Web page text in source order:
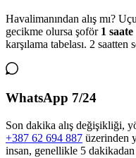
Havalimanından alış mı?
gecikme olursa şoför 1
karşılama tabelası. 2 saatten
WhatsApp 7/24
Son dakika alış değişikliği,
+387 62 694 887 üzerinden
insan, genellikle 5 dakikadan